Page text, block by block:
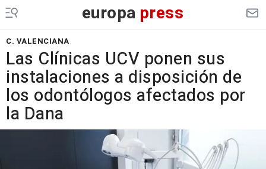
europa press
C. VALENCIANA
Las Clínicas UCV ponen sus
instalaciones a disposición de
los odontólogos afectados por
la Dana